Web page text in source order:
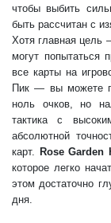
чтобы выбить
быть рассчитан с
Хотя главная цель
могут попытаться
все карты на
Пик — вы можете
ноль очков, но
тактика с
абсолютной
карт. Rose Garden
которое легко
этом достаточно
дня.